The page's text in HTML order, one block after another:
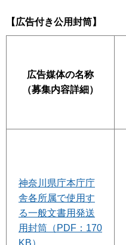
【広告付き公用封筒】
広告媒体の名称
（募集内容詳細）
神奈川県庁本庁庁
舎各所属で使用す
る一般文書用発送
用封筒（PDF：170
KB）